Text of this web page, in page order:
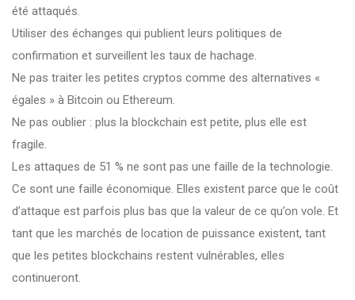
été attaqués.
Utiliser des échanges qui publient leurs politiques de
confirmation et surveillent les taux de hachage.
Ne pas traiter les petites cryptos comme des alternatives «
égales » à Bitcoin ou Ethereum.
Ne pas oublier : plus la blockchain est petite, plus elle est
fragile.
Les attaques de 51 % ne sont pas une faille de la technologie.
Ce sont une faille économique. Elles existent parce que le coût
d’attaque est parfois plus bas que la valeur de ce qu’on vole. Et
tant que les marchés de location de puissance existent, tant
que les petites blockchains restent vulnérables, elles
continueront.